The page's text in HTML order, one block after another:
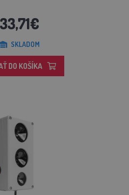
33,71€
SKLADOM
DO KOŠÍKA